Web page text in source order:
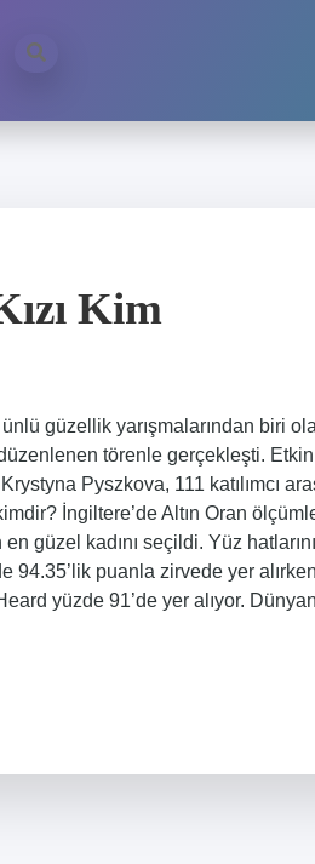
Kim
güzellik yarışmalarından biri
törenle gerçekleşti.
Pyszkova, 111 katılımcı
İngiltere’de Altın Oran
güzel kadını seçildi. Yüz
puanla zirvede yer
yüzde 91’de yer alıyor.